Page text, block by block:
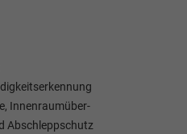
Innenraumüber-
Abschleppschutz